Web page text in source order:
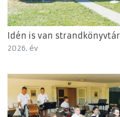
Idén is van strandkönyvtár
2026. év